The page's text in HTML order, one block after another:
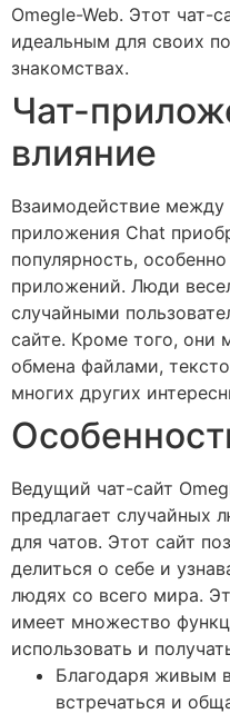
Omegle-Web. Этот чат-
идеальным для своих
знакомствах.
Чат-
влияние
Взаимодействие между
приложения Chat
популярность,
приложений. Люди
случайными
сайте. Кроме того, они
обмена файлами,
многих других
Ведущий чат-сайт
предлагает случайных
для чатов. Этот сайт
делиться о себе и
людях со всего мира.
имеет множество
использовать и
Благодаря живым
встречаться и